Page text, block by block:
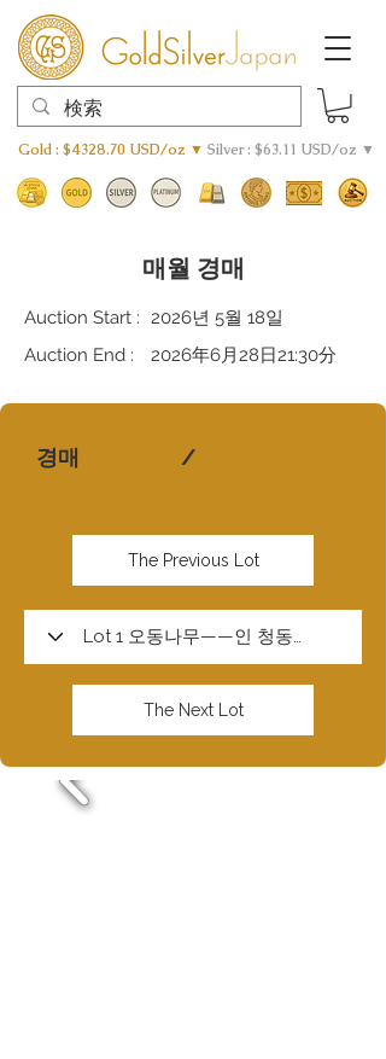
Gold : $4328.70 USD/oz ▼ Silver : $63.11 USD/oz ▼
매월 경매
Auction Start :
2026년 5월 18일
Auction End :
2026年6月28日21:30分
경매 /
The Previous Lot
The Next Lot